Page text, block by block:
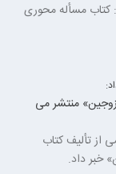
کتاب مسأله محوری
منتشر می
از تألیف کتاب
خبر داد.